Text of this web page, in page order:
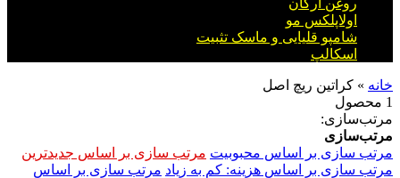
روغن آرگان
اولاپلکس مو
شامپو قلیایی و ماسک تثبیت
اسکالپ
خانه » کراتین ریچ اصل
1 محصول
مرتب‌سازی:
مرتب‌سازی
مرتب سازی بر اساس محبوبیت مرتب سازی بر اساس جدیدترین
مرتب سازی بر اساس هزینه: کم به زیاد مرتب سازی بر اساس